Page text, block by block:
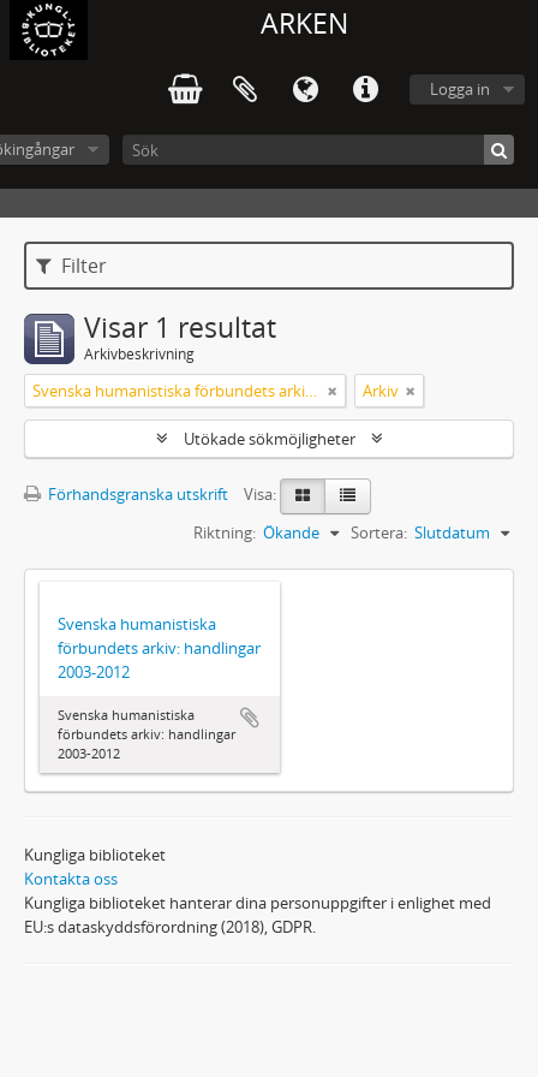
ARKEN
Logga in
Filter
Visar 1 resultat
Arkivbeskrivning
Svenska humanistiska förbundets arkiv: handlingar 2003-2012 Arkiv
Utökade sökmöjligheter
Förhandsgranska utskrift
Visa:
Sortera: Slutdatum
Riktning: Ökande
Svenska humanistiska
förbundets arkiv: handlingar
2003-2012
Svenska humanistiska
förbundets arkiv: handlingar
2003-2012
Kungliga biblioteket
Kontakta oss
Kungliga biblioteket hanterar dina personuppgifter i enlighet med
EU:s dataskyddsförordning (2018), GDPR.